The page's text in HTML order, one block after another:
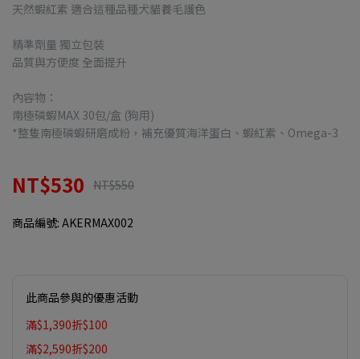
天然蝦紅素 適合這種品種犬貓養毛護色
精準劑量 獨立包裝
品質與方便度 全面提升
內容物：
南極磷蝦MAX 30包/盒 (狗用)
*整隻南極磷蝦研磨成粉，補充優質海洋蛋白、蝦紅素、Omega-3
NT$530 NT$550
商品編號: AKERMAX002
此商品參與的優惠活動
滿$1,390折$100
滿$2,590折$200